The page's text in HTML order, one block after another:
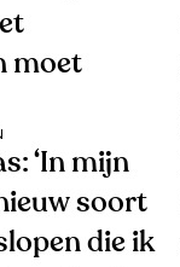
moet
‘In mijn
soort
die ik